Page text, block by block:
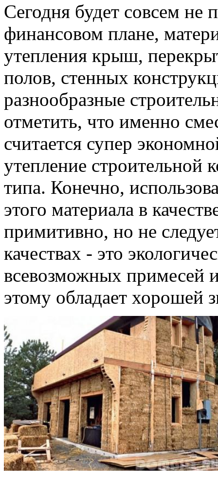
Сегодня будет совсем не
финансовом плане,
утепления крыш,
полов, стенных
разнообразные
отметить, что именно
считается супер
утепление строительной
типа. Конечно,
этого материала в
примитивно, но не
качествах - это
всевозможных примесей
этому обладает хорошей